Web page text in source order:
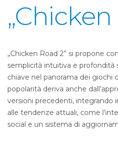
„Chicken
„Chicken Road 2” si propone
semplicità intuitiva e profondità
chiave nel panorama dei giochi
popolarità deriva anche
versioni precedenti, integrando
alle tendenze attuali, come
social e un sistema di